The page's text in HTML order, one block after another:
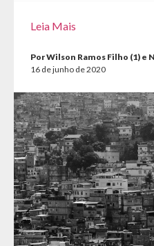
Leia Mais
Por Wilson Ramos Filho (1) e
16 de junho de 2020